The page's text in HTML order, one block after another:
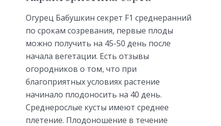
Огурец Бабушкин секрет F1 среднеранний
по срокам созревания, первые плоды
можно получить на 45-50 день после
начала вегетации. Есть отзывы
огородников о том, что при
благоприятных условиях растение
начинало плодоносить на 40 день.
Среднерослые кусты имеют среднее
плетение. Плодоношение в течение